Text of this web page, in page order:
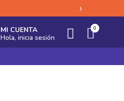
›
MI CUENTA
Hola, inicia sesión
0